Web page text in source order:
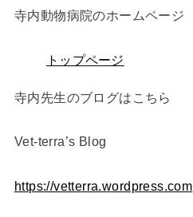
寺内動物病院のホームページ
トップページ
寺内先生のブログはこちら
Vet-terra’s Blog ⁠
https://vetterra.wordpress.com